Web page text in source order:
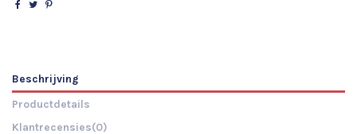
Beschrijving
Productdetails
Klantrecensies(0)